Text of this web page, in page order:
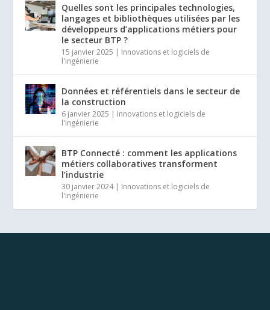
Quelles sont les principales technologies,
langages et bibliothèques utilisées par les
développeurs d’applications métiers pour
le secteur BTP ?
15 janvier 2025 | Innovations et logiciels de
l'ingénierie
Données et référentiels dans le secteur de
la construction
6 janvier 2025 | Innovations et logiciels de
l'ingénierie
BTP Connecté : comment les applications
métiers collaboratives transforment
l’industrie
30 janvier 2024| Innovations et logiciels de
l'ingénierie